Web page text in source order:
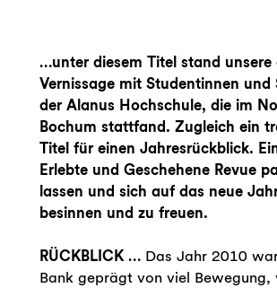
…unter diesem Titel stand unsere
Vernissage mit Studentinnen und
der Alanus Hochschule, die im
Bochum stattfand. Zugleich ein
Titel für einen Jahresrückblick.
Erlebte und Geschehene Revue
lassen und sich auf das neue
besinnen und zu freuen.
RÜCKBLICK …Das Jahr 2010
Bank geprägt von viel Bewegung,